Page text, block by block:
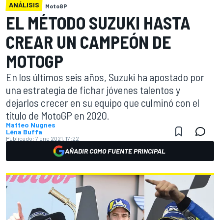
ANÁLISIS MotoGP
EL MÉTODO SUZUKI HASTA
CREAR UN CAMPEÓN DE
MOTOGP
En los últimos seis años, Suzuki ha apostado por
una estrategia de fichar jóvenes talentos y
dejarlos crecer en su equipo que culminó con el
título de MotoGP en 2020.
Matteo Nugnes
Léna Buffa
Publicado: 7 ene 2021, 17:22
AÑADIR COMO FUENTE PRINCIPAL